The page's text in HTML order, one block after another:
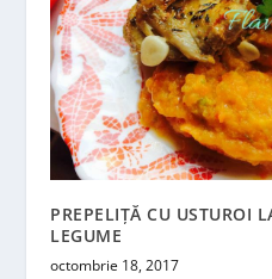
PREPELIȚĂ CU USTUROI
LEGUME
octombrie 18, 2017